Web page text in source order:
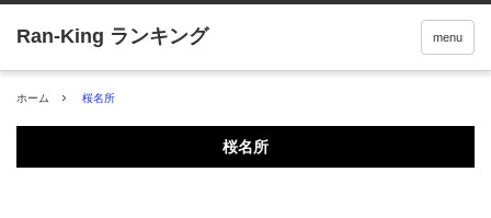
menu
ホーム 桜名所
桜名所